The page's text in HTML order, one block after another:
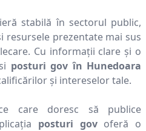
stabilă în sectorul public,
resursele prezentate mai sus
Cu informații clare și o
posturi gov în Hunedoara
și intereselor tale.
care doresc să publice
posturi govoferă o